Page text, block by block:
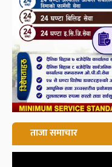
ताजा समाचार